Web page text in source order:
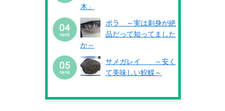
木」
ボラ ～実は刺身が絶
品だって知ってました
か～
サメガレイ ～安く
て美味しい鮫鰈～